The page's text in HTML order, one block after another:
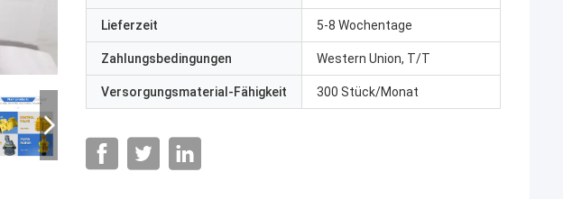
Lieferzeit 5-8 Wochentage
Zahlungsbedingungen Western Union, T/T
Versorgungsmaterial-Fähigkeit 300 Stück/Monat